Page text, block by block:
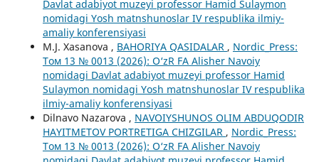
Davlat adabiyot muzeyi professor Hamid Sulaymon
nomidagi Yosh matnshunoslar IV respublika ilmiy-
amaliy konferensiyasi
M.J. Xasanova , BAHORIYA QASIDALAR , Nordic_Press:
Том 13 № 0013 (2026): O‘zR FA Alisher Navoiy
nomidagi Davlat adabiyot muzeyi professor Hamid
Sulaymon nomidagi Yosh matnshunoslar IV respublika
ilmiy-amaliy konferensiyasi
Dilnavo Nazarova , NAVOIYSHUNOS OLIM ABDUQODIR
HAYITMETOV PORTRETIGA CHIZGILAR , Nordic_Press:
Том 13 № 0013 (2026): O‘zR FA Alisher Navoiy